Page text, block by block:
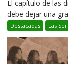
El capítulo de las
debe dejar una
Destacadas Las